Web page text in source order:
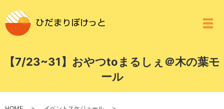
メ
【7/23~31】おやつtoまるしぇ＠木の葉モ
ール